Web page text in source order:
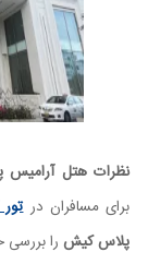
نظرات هتل
برای مسافران در
پلاس کیش را